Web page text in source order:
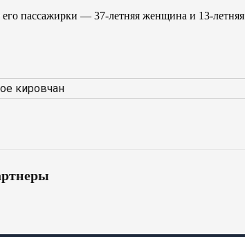
его пассажирки — 37-летняя женщина и 13-летняя